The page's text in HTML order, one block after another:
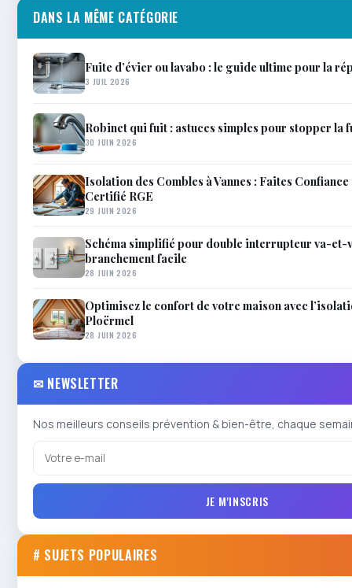
DANS LA MÊME CATÉGORIE
Fuite d’évier ou lavabo : le guide ultime pour la
3 JUIL 2026
Robinet qui fuit : astuces simples pour stopper la
30 JUIN 2026
Isolation des Combles à Vannes : Faites
Certifié RGE
29 JUIN 2026
Schéma simplifié pour double interrupteur va-et-
branchement facile
28 JUIN 2026
Optimisez le confort de votre maison avec
Ploërmel
28 JUIN 2026
✉ NEWSLETTER
Nos meilleurs conseils prévention & bien-être, chaque
JE M'INSCRIS
# SUJETS POPULAIRES